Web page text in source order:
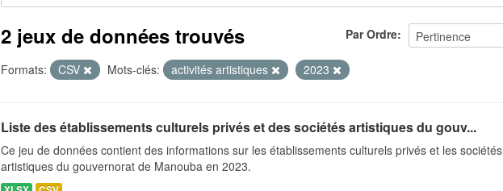
Par Ordre
2 jeux de données trouvés
Formats: CSV Mots-clés: activités artistiques 2023
Liste des établissements culturels privés et des sociétés artistiques du gouv...
Ce jeu de données contient des informations sur les établissements culturels privés et les sociétés
artistiques du gouvernorat de Manouba en 2023.